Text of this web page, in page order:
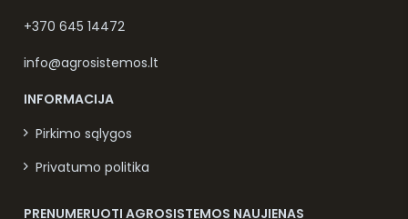
+370 645 14472
info@agrosistemos.lt
INFORMACIJA
Pirkimo sąlygos
Privatumo politika
PRENUMERUOTI AGROSISTEMOS NAUJIENAS